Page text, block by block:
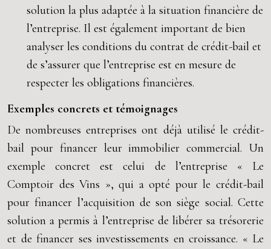
solution la plus adaptée à la situation financière de
l’entreprise. Il est également important de bien
analyser les conditions du contrat de crédit-bail et
de s’assurer que l’entreprise est en mesure de
respecter les obligations financières.
Exemples concrets et témoignages
De nombreuses entreprises ont déjà utilisé le crédit-
bail pour financer leur immobilier commercial. Un
exemple concret est celui de l’entreprise « Le
Comptoir des Vins », qui a opté pour le crédit-bail
pour financer l’acquisition de son siège social. Cette
solution a permis à l’entreprise de libérer sa trésorerie
et de financer ses investissements en croissance. « Le